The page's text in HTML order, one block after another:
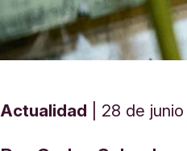
Actualidad 28 de